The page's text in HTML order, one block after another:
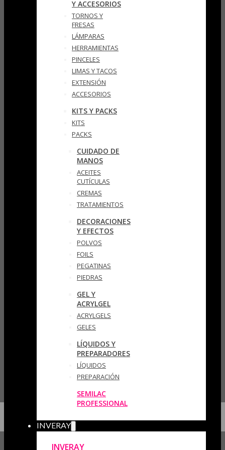
Y ACCESORIOS
TORNOS Y
FRESAS
LÁMPARAS
HERRAMIENTAS
PINCELES
LIMAS Y TACOS
EXTENSIÓN
ACCESORIOS
KITS Y PACKS
KITS
PACKS
CUIDADO DE
MANOS
ACEITES
CUTÍCULAS
CREMAS
TRATAMIENTOS
DECORACIONES
Y EFECTOS
POLVOS
FOILS
PEGATINAS
PIEDRAS
GEL Y
ACRYLGEL
ACRYLGELS
GELES
LÍQUIDOS Y
PREPARADORES
LÍQUIDOS
PREPARACIÓN
SEMILAC
PROFESSIONAL
INVERAY
INVERAY